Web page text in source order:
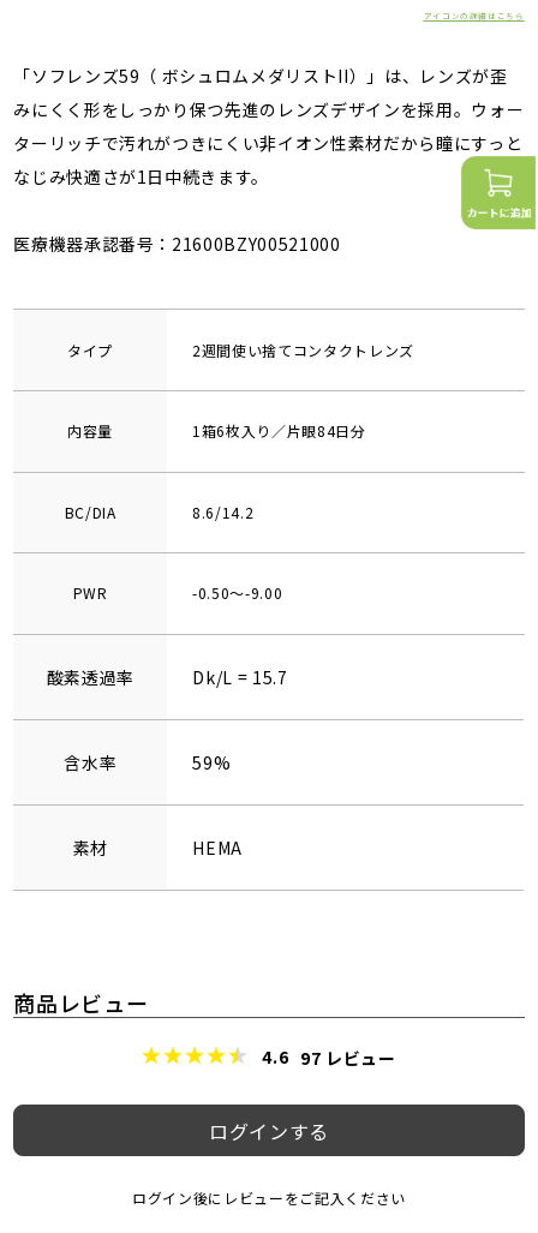
アイコンの詳細はこちら
「ソフレンズ59（ ボシュロムメダリストII）」は、レンズが歪
みにくく形をしっかり保つ先進のレンズデザインを採用。ウォー
ターリッチで汚れがつきにくい非イオン性素材だから瞳にすっと
なじみ快適さが1日中続きます。
医療機器承認番号：21600BZY00521000
タイプ 2週間使い捨てコンタクトレンズ
内容量 1箱6枚入り／片眼84日分
BC/DIA 8.6/14.2
PWR -0.50～-9.00
酸素透過率 Dk/L = 15.7
含水率 59%
素材 HEMA
商品レビュー
4.6 97 レビュー
ログインする
ログイン後にレビューをご記入ください